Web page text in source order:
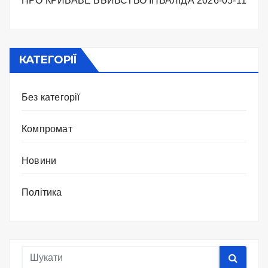
КАТЕГОРІЇ
Без категорії
Компромат
Новини
Політика